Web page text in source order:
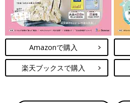
Amazonで購入
楽天ブックスで購入